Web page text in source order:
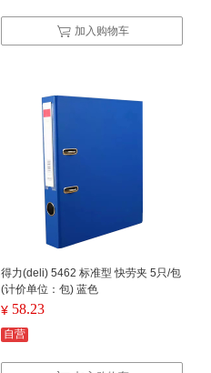
加入购物车
得力(deli) 5462 标准型 快劳夹 5只/包
(计价单位：包) 蓝色
¥ 58.23
自营